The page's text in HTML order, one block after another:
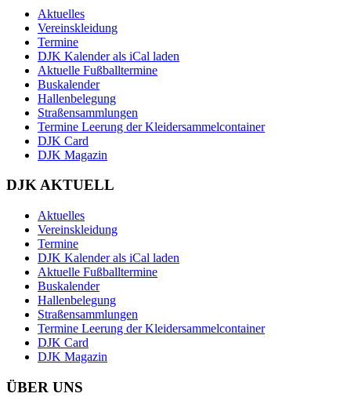
Aktuelles
Vereinskleidung
Termine
DJK Kalender als iCal laden
Aktuelle Fußballtermine
Buskalender
Hallenbelegung
Straßensammlungen
Termine Leerung der Kleidersammelcontainer
DJK Card
DJK Magazin
DJK AKTUELL
Aktuelles
Vereinskleidung
Termine
DJK Kalender als iCal laden
Aktuelle Fußballtermine
Buskalender
Hallenbelegung
Straßensammlungen
Termine Leerung der Kleidersammelcontainer
DJK Card
DJK Magazin
ÜBER UNS